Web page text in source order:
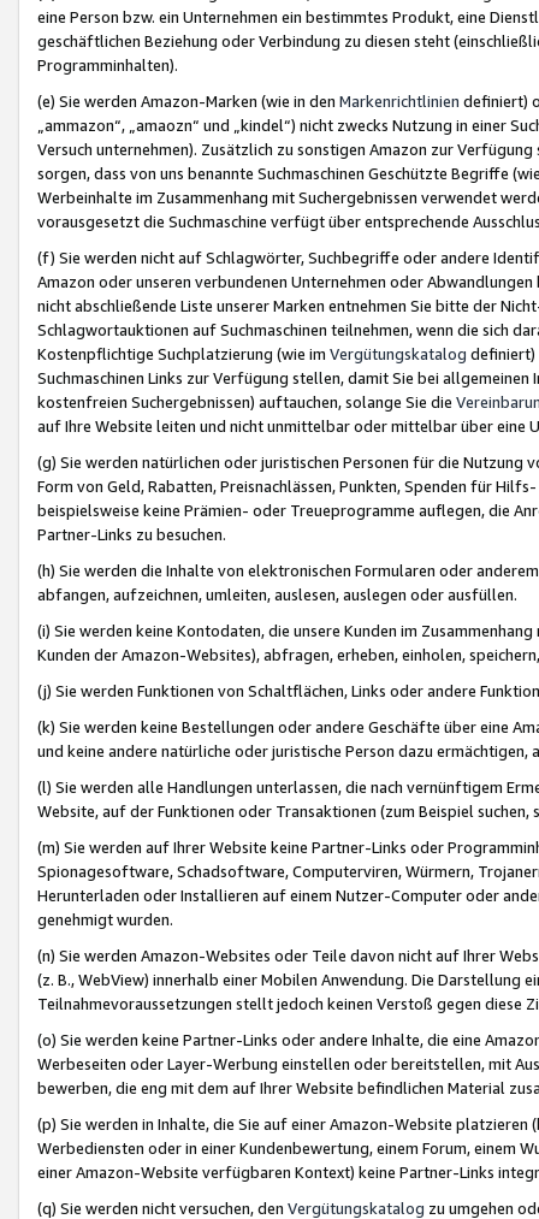
eine Person bzw. ein Unternehmen ein bestimmtes Produkt, eine
geschäftlichen Beziehung oder Verbindung zu diesen steht
Programminhalten).
(e) Sie werden Amazon-Marken (wie in den Markenrichtlinien definiert)
„ammazon“, „amaozn“ und „kindel“) nicht zwecks Nutzung in einer
Versuch unternehmen). Zusätzlich zu sonstigen Amazon zur
sorgen, dass von uns benannte Suchmaschinen Geschützte Begriffe
Werbeinhalte im Zusammenhang mit Suchergebnissen verwendet
vorausgesetzt die Suchmaschine verfügt über entsprechende
(f) Sie werden nicht auf Schlagwörter, Suchbegriffe oder andere
Amazon oder unseren verbundenen Unternehmen oder
nicht abschließende Liste unserer Marken entnehmen Sie bitte der
Schlagwortauktionen auf Suchmaschinen teilnehmen, wenn die sich
Kostenpflichtige Suchplatzierung (wie im Vergütungskatalog definiert)
Suchmaschinen Links zur Verfügung stellen, damit Sie bei
kostenfreien Suchergebnissen) auftauchen, solange Sie die
auf Ihre Website leiten und nicht unmittelbar oder mittelbar über eine
(g) Sie werden natürlichen oder juristischen Personen für die Nutzung
Form von Geld, Rabatten, Preisnachlässen, Punkten, Spenden für
beispielsweise keine Prämien- oder Treueprogramme auflegen, die
Partner-Links zu besuchen.
(h) Sie werden die Inhalte von elektronischen Formularen oder
abfangen, aufzeichnen, umleiten, auslesen, auslegen oder ausfüllen.
(i) Sie werden keine Kontodaten, die unsere Kunden im
Kunden der Amazon-Websites), abfragen, erheben, einholen,
(j) Sie werden Funktionen von Schaltflächen, Links oder andere
(k) Sie werden keine Bestellungen oder andere Geschäfte über eine
und keine andere natürliche oder juristische Person dazu
(l) Sie werden alle Handlungen unterlassen, die nach vernünftigem
Website, auf der Funktionen oder Transaktionen (zum Beispiel
(m) Sie werden auf Ihrer Website keine Partner-Links oder
Spionagesoftware, Schadsoftware, Computerviren, Würmern,
Herunterladen oder Installieren auf einem Nutzer-Computer oder
genehmigt wurden.
(n) Sie werden Amazon-Websites oder Teile davon nicht auf Ihrer
(z. B., WebView) innerhalb einer Mobilen Anwendung. Die Darstellung
Teilnahmevoraussetzungen stellt jedoch keinen Verstoß gegen diese
(o) Sie werden keine Partner-Links oder andere Inhalte, die eine
Werbeseiten oder Layer-Werbung einstellen oder bereitstellen, mit
bewerben, die eng mit dem auf Ihrer Website befindlichen Material
(p) Sie werden in Inhalte, die Sie auf einer Amazon-Website
Werbediensten oder in einer Kundenbewertung, einem Forum, einem
einer Amazon-Website verfügbaren Kontext) keine Partner-Links
(q) Sie werden nicht versuchen, den Vergütungskatalog zu umgehen